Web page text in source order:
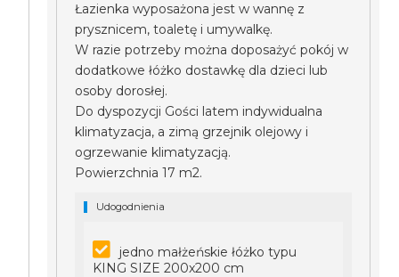
Łazienka wyposażona jest w wannę z
prysznicem, toaletę i umywalkę.
W razie potrzeby można doposażyć pokój w
dodatkowe łóżko dostawkę dla dzieci lub
osoby dorosłej.
Do dyspozycji Gości latem indywidualna
klimatyzacja, a zimą grzejnik olejowy i
ogrzewanie klimatyzacją.
Powierzchnia 17 m2.
Udogodnienia
jedno małżeńskie łóżko typu
KING SIZE 200x200 cm